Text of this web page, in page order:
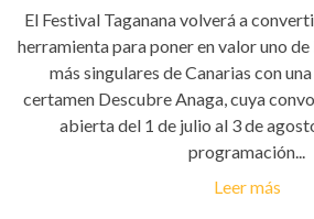
El Festival Taganana volverá a
herramienta para poner en valor uno
más singulares de Canarias con
certamen Descubre Anaga, cuya
abierta del 1 de julio al 3 de
programación...
Leer más